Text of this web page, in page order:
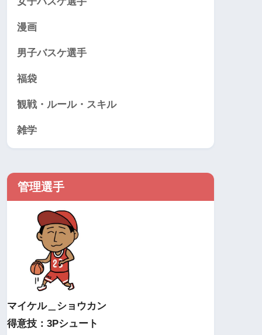
漫画
男子バスケ選手
福袋
観戦・ルール・スキル
雑学
管理選手
マイケル＿ショウカン
得意技：3Pシュート